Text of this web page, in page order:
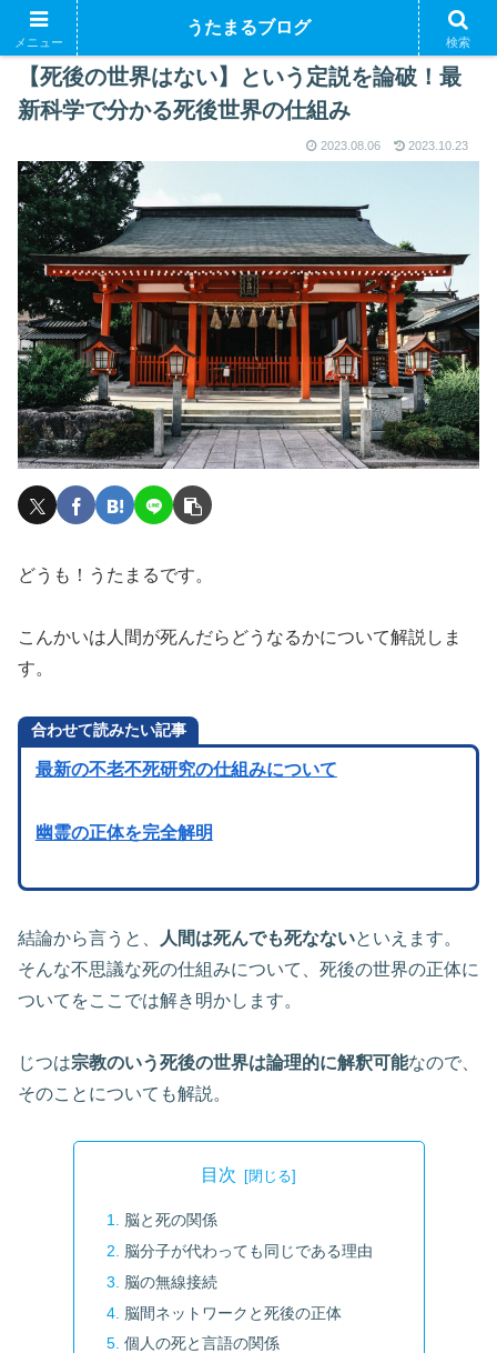
【死後の世界はない】という定説を論破！最
新科学で分かる死後世界の仕組み
2023.08.06 2023.10.23
どうも！うたまるです。
こんかいは人間が死んだらどうなるかについて解説しま
す。
合わせて読みたい記事
最新の不老不死研究の仕組みについて
幽霊の正体を完全解明
結論から言うと、 人間は死んでも死なないといえます。
そんな不思議な死の仕組みについて、死後の世界の正体に
ついてをここでは解き明かします。
じつは宗教のいう死後の世界は論理的に解釈可能なので、
そのことについても解説。
目次
脳と死の関係
脳分子が代わっても同じである理由
脳の無線接続
脳間ネットワークと死後の正体
個人の死と言語の関係
メニュー
うたまるブログ
検索